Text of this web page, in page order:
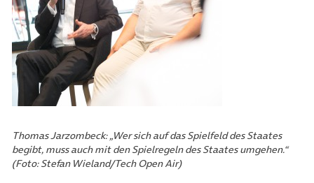
Thomas Jarzombeck: „Wer sich auf das Spielfeld des Staates
begibt, muss auch mit den Spielregeln des Staates umgehen.“
(Foto: Stefan Wieland/Tech Open Air)